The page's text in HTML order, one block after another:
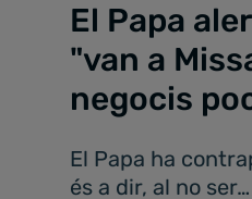
El Papa
"van a
negocis
El Papa ha
és a dir, al no ser…